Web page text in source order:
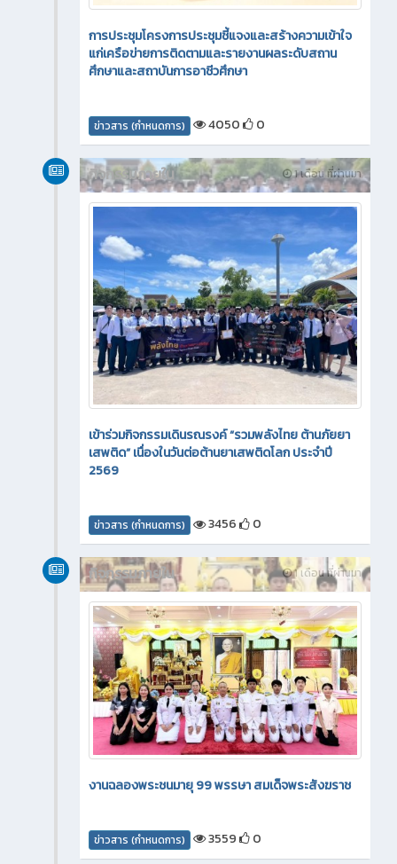
การประชุมโครงการประชุมชี้แจงและสร้างความเข้าใจ
แก่เครือข่ายการติดตามและรายงานผลระดับสถาน
ศึกษาและสถาบันการอาชีวศึกษา
ข่าวสาร (กำหนดการ) 4050 0
1 เดือน ที่ผ่านมา
กิจกรรมภายใน
เข้าร่วมกิจกรรมเดินรณรงค์ “รวมพลังไทย ต้านภัยยา
เสพติด” เนื่องในวันต่อต้านยาเสพติดโลก ประจำปี
2569
ข่าวสาร (กำหนดการ) 3456 0
1 เดือน ที่ผ่านมา
กิจกรรมภายใน
งานฉลองพระชนมายุ 99 พรรษา สมเด็จพระสังฆราช
ข่าวสาร (กำหนดการ) 3559 0